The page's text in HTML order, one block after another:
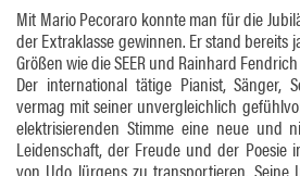
Mit Mario Pecoraro konnte man für die
der Extraklasse gewinnen. Er stand bereits
Größen wie die SEER und Rainhard
Der international tätige Pianist, Sänger,
vermag mit seiner unvergleichlich
elektrisierenden Stimme eine neue und
Leidenschaft, der Freude und der Poesie
von Udo Jürgens zu transportieren. Seine